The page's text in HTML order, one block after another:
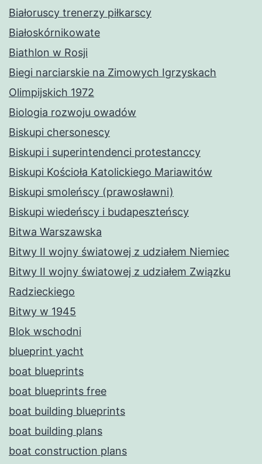
Białoruscy trenerzy piłkarscy
Białoskórnikowate
Biathlon w Rosji
Biegi narciarskie na Zimowych Igrzyskach
Olimpijskich 1972
Biologia rozwoju owadów
Biskupi chersonescy
Biskupi i superintendenci protestanccy
Biskupi Kościoła Katolickiego Mariawitów
Biskupi smoleńscy (prawosławni)
Biskupi wiedeńscy i budapeszteńscy
Bitwa Warszawska
Bitwy II wojny światowej z udziałem Niemiec
Bitwy II wojny światowej z udziałem Związku
Radzieckiego
Bitwy w 1945
Blok wschodni
blueprint yacht
boat blueprints
boat blueprints free
boat building blueprints
boat building plans
boat construction plans